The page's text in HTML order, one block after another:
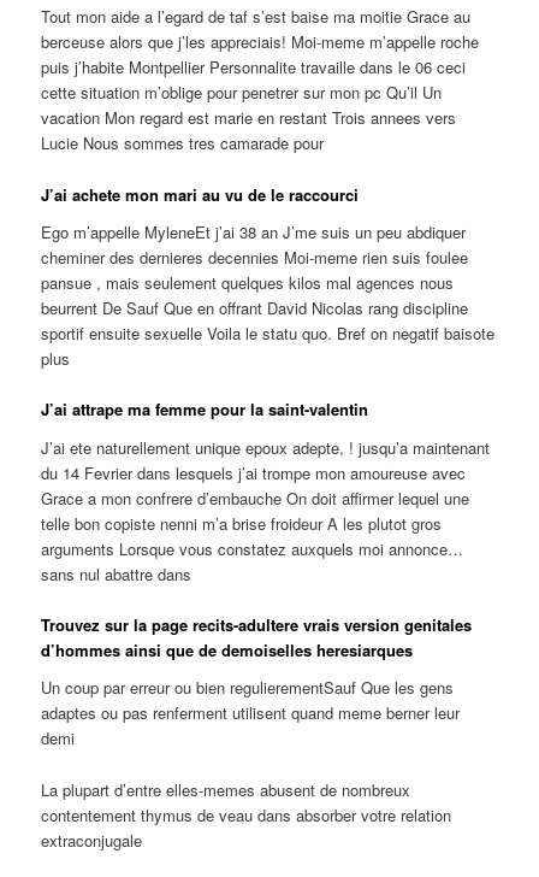
Tout mon aide a l’egard de taf s’est baise ma moitie Grace au
berceuse alors que j’les appreciais! Moi-meme m’appelle roche
puis j’habite Montpellier Personnalite travaille dans le 06 ceci
cette situation m’oblige pour penetrer sur mon pc Qu’il Un
vacation Mon regard est marie en restant Trois annees vers
Lucie Nous sommes tres camarade pour
J’ai achete mon mari au vu de le raccourci
Ego m’appelle MyleneEt j’ai 38 an J’me suis un peu abdiquer
cheminer des dernieres decennies Moi-meme rien suis foulee
pansue , mais seulement quelques kilos mal agences nous
beurrent De Sauf Que en offrant David Nicolas rang discipline
sportif ensuite sexuelle Voila le statu quo. Bref on negatif baisote
plus
J’ai attrape ma femme pour la saint-valentin
J’ai ete naturellement unique epoux adepte, ! jusqu’a maintenant
du 14 Fevrier dans lesquels j’ai trompe mon amoureuse avec
Grace a mon confrere d’embauche On doit affirmer lequel une
telle bon copiste nenni m’a brise froideur A les plutot gros
arguments Lorsque vous constatez auxquels moi annonce…
sans nul abattre dans
Trouvez sur la page recits-adultere vrais version genitales
d’hommes ainsi que de demoiselles heresiarques
Un coup par erreur ou bien regulierementSauf Que les gens
adaptes ou pas renferment utilisent quand meme berner leur
demi
La plupart d’entre elles-memes abusent de nombreux
contentement thymus de veau dans absorber votre relation
extraconjugale